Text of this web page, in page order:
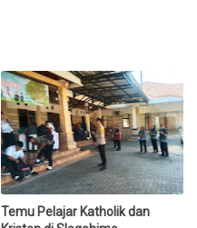
Temu Pelajar Katholik dan